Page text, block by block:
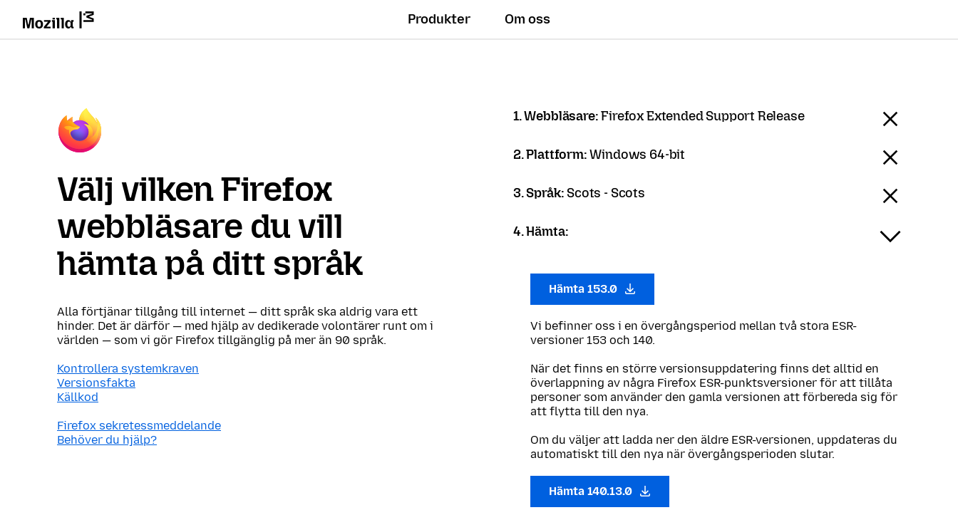
Produkter Om oss
Välj vilken Firefox
webbläsare du vill
hämta på ditt språk
Alla förtjänar tillgång till internet — ditt språk ska aldrig vara ett
hinder. Det är därför — med hjälp av dedikerade volontärer runt om i
världen — som vi gör Firefox tillgänglig på mer än 90 språk.
Kontrollera systemkraven
Versionsfakta
Källkod
Firefox sekretessmeddelande
Behöver du hjälp?
1. Webbläsare:Firefox Extended Support Release
2. Plattform:Windows 64-bit
3. Språk: Scots - Scots
4. Hämta:
Hämta 153.0
Vi befinner oss i en övergångsperiod mellan två stora ESR-
versioner 153 och 140.
När det finns en större versionsuppdatering finns det alltid en
överlappning av några Firefox ESR-punktsversioner för att tillåta
personer som använder den gamla versionen att förbereda sig för
att flytta till den nya.
Om du väljer att ladda ner den äldre ESR-versionen, uppdateras du
automatiskt till den nya när övergångsperioden slutar.
Hämta 140.13.0